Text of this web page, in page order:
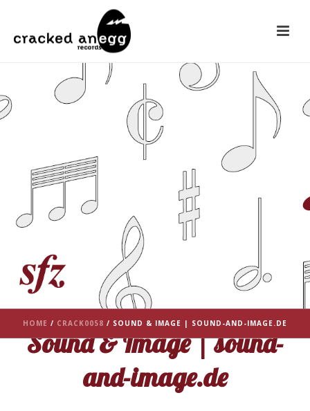
HOME / CRACK0058 / SOUND & IMAGE | SOUND-AND-IMAGE.DE
Sound & Image | sound-
and-image.de